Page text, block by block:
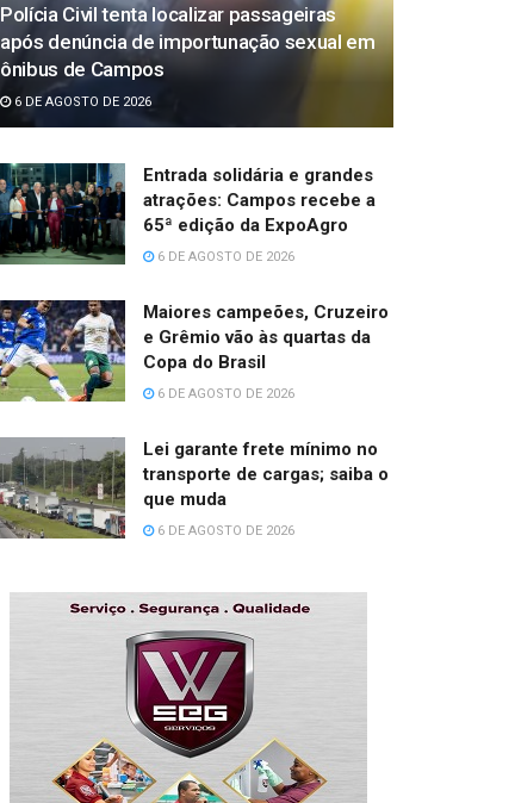
Polícia Civil tenta localizar passageiras
após denúncia de importunação sexual em
ônibus de Campos
6 DE AGOSTO DE 2026
Entrada solidária e grandes
atrações: Campos recebe a
65ª edição da ExpoAgro
6 DE AGOSTO DE 2026
Maiores campeões, Cruzeiro
e Grêmio vão às quartas da
Copa do Brasil
6 DE AGOSTO DE 2026
Lei garante frete mínimo no
transporte de cargas; saiba o
que muda
6 DE AGOSTO DE 2026